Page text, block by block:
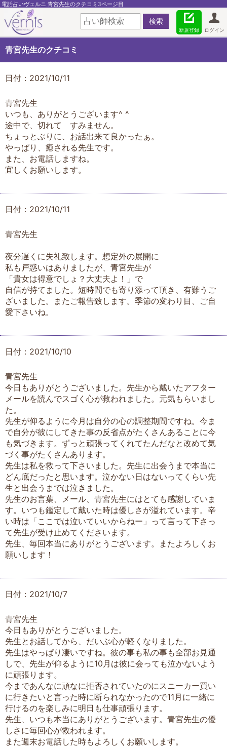
電話占いヴェルニ 青宮先生のクチコミ3ページ目
ログイン
新規登録
青宮先生のクチコミ
日付：2021/10/11
青宮先生
いつも、ありがとうございます^ ^
途中で、切れて すみません。
ちょっとぶりに、お話出来て良かったぁ。
やっぱり、癒される先生です。
また、お電話しますね。
宜しくお願いします。
日付：2021/10/11
青宮先生
夜分遅くに失礼致します。想定外の展開に
私も戸惑いはありましたが、青宮先生が
「貴女は得意でしょ？大丈夫よ！」で
自信が持てました。短時間でも寄り添って頂き、有難うご
ざいました。またご報告致します。季節の変わり目、ご自
愛下さいね。
日付：2021/10/10
青宮先生
今日もありがとうございました。先生から戴いたアフター
メールを読んでスゴく心が救われました。元気もらいまし
た。
先生が仰るように今月は自分の心の調整期間ですね。今ま
で自分が彼にしてきた事の反省点がたくさんあることに今
も気づきます。ずっと頑張ってくれてたんだなと改めて気
づく事がたくさんあります。
先生は私を救って下さいました。先生に出会うまで本当に
どん底だったと思います。泣かない日はないってくらい先
生と出会うまでは泣きました。
先生のお言葉、メール、青宮先生にはとても感謝していま
す。いつも鑑定して戴いた時は優しさが溢れています。辛
い時は「ここでは泣いていいからねー」って言って下さっ
て先生が受け止めてくださいます。
先生、毎回本当にありがとうございます。またよろしくお
願いします！
日付：2021/10/7
青宮先生
今日もありがとうございました。
先生とお話してから、だいぶ心が軽くなりました。
先生はやっぱり凄いですね。彼の事も私の事も全部お見通
しで、先生が仰るように10月は彼に会っても泣かないよう
に頑張ります。
今まであんなに頑なに拒否されていたのにスニーカー買い
に行きたいと言った時に断られなかったので11月に一緒に
行けるのを楽しみに明日も仕事頑張ります。
先生、いつも本当にありがとうございます。青宮先生の優
しさに毎回心が救われます。
また週末お電話した時もよろしくお願いします。